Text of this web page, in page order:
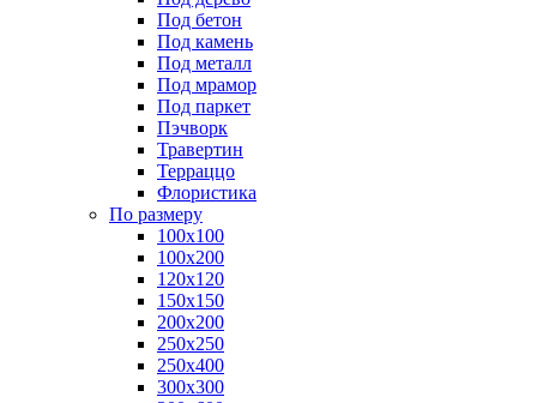
Под бетон
Под камень
Под металл
Под мрамор
Под паркет
Пэчворк
Травертин
Терраццо
Флористика
По размеру
100х100
100х200
120х120
150х150
200х200
250х250
250х400
300х300